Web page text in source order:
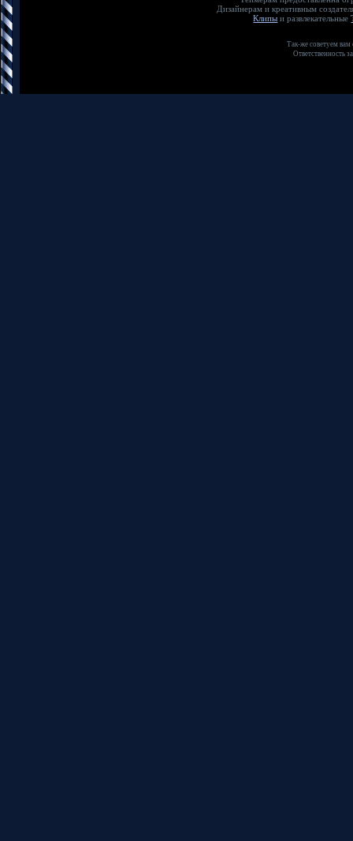
Дизайнерам и креативным
Клипы и развлекательные
Так-же советуем
Ответственность